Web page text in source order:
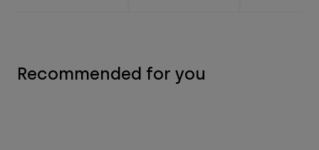
Recommended for you